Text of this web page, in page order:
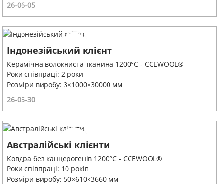
26-06-05
Індонезійський клієнт
Керамічна волокниста тканина 1200°C - CCEWOOL®
Роки співпраці: 2 роки
Розміри виробу: 3×1000×30000 мм
26-05-30
Австралійські клієнти
Ковдра без канцерогенів 1200°C - CCEWOOL®
Роки співпраці: 10 років
Розміри виробу: 50×610×3660 мм